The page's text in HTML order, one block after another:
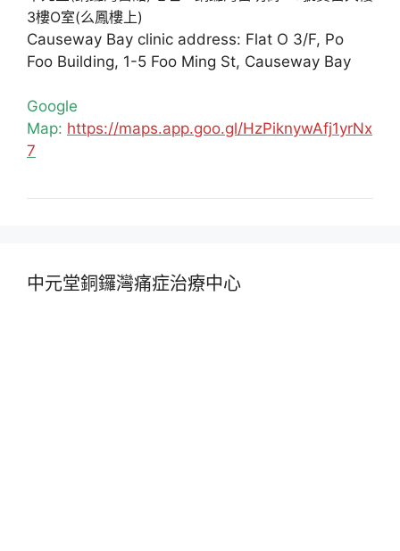
3樓O室(么鳳樓上)
Causeway Bay clinic address: Flat O 3/F, Po
Foo Building, 1-5 Foo Ming St, Causeway Bay
Google
Map: https://maps.app.goo.gl/HzPiknywAfj1yrNx
7
中元堂銅鑼灣痛症治療中心